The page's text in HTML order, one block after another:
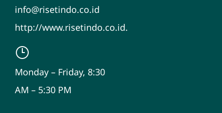
info@risetindo.co.id
http://www.risetindo.co.id.
Monday – Friday, 8:30
AM – 5:30 PM